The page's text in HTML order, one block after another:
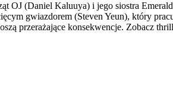
OJ (Daniel Kaluuya) i jego siostra
gwiazdorem (Steven Yeun), który
przerażające konsekwencje. Zobacz